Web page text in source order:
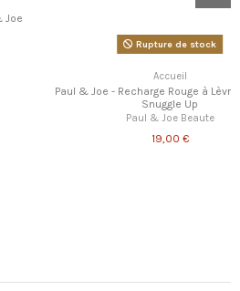
Rupture de stock
Paul & Joe - Recharge Rouge à Lèvres CS 101 -
Paul & Joe Beaute